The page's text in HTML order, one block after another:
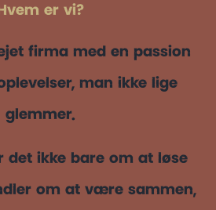
er vi?
firma med en passion
man ikke lige
glemmer.
det ikke bare om at løse
om at være sammen,